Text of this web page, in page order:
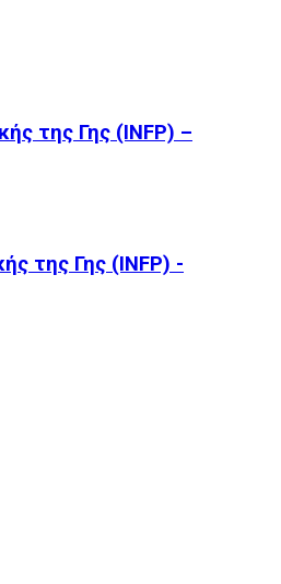
της Γης (INFP) –
της Γης (INFP) -